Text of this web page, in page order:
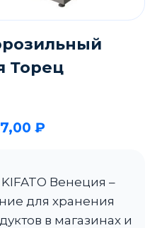
Торец
₽
Венеция –
для хранения
в магазинах и